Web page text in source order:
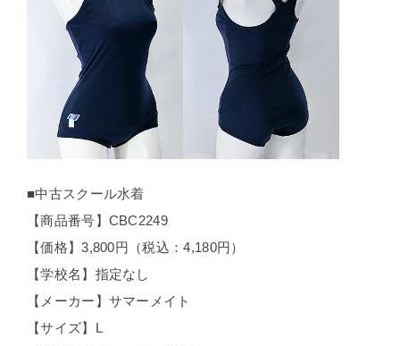
■中古スクール水着
【商品番号】CBC2249
【価格】3,800円（税込：4,180円）
【学校名】指定なし
【メーカー】サマーメイト
【サイズ】L